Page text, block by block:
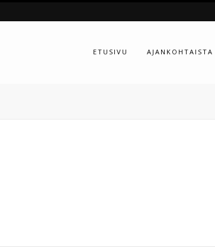
ETUSIVU AJANKOHTAISTA